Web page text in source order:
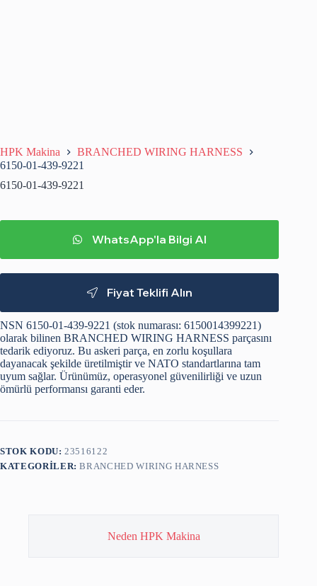
HPK Makina
BRANCHED WIRING HARNESS
6150-01-439-9221
6150-01-439-9221
WhatsApp'la Bilgi Al
Fiyat Teklifi Alın
NSN 6150-01-439-9221 (stok numarası: 6150014399221)
olarak bilinen BRANCHED WIRING HARNESS parçasını
tedarik ediyoruz. Bu askeri parça, en zorlu koşullara
dayanacak şekilde üretilmiştir ve NATO standartlarına tam
uyum sağlar. Ürünümüz, operasyonel güvenilirliği ve uzun
ömürlü performansı garanti eder.
STOK KODU: 23516122
KATEGORILER:BRANCHED WIRING HARNESS
Neden HPK Makina